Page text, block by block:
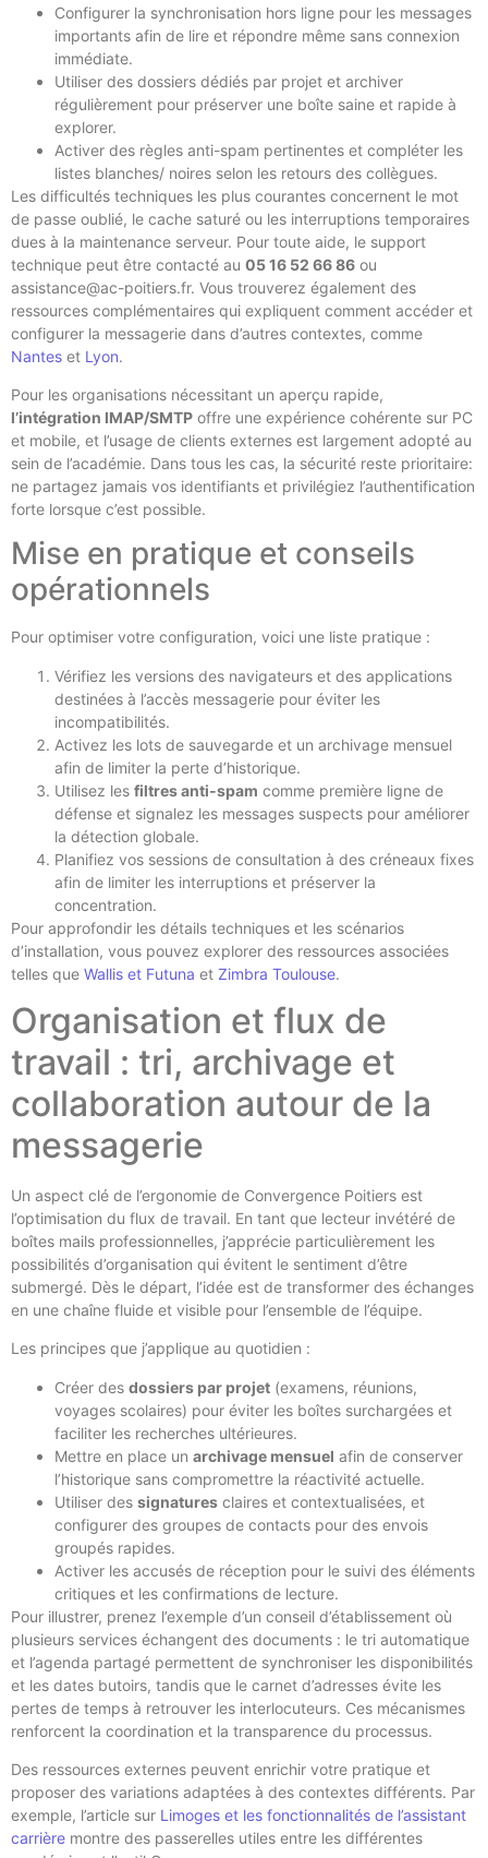
Configurer la synchronisation hors ligne pour les messages
importants afin de lire et répondre même sans connexion
immédiate.
Utiliser des dossiers dédiés par projet et archiver
régulièrement pour préserver une boîte saine et rapide à
explorer.
Activer des règles anti-spam pertinentes et compléter les
listes blanches/ noires selon les retours des collègues.
Les difficultés techniques les plus courantes concernent le mot
de passe oublié, le cache saturé ou les interruptions temporaires
dues à la maintenance serveur. Pour toute aide, le support
technique peut être contacté au 05 16 52 66 86 ou
assistance@ac-poitiers.fr. Vous trouverez également des
ressources complémentaires qui expliquent comment accéder et
configurer la messagerie dans d’autres contextes, comme
Nantes et Lyon.
Pour les organisations nécessitant un aperçu rapide,
l’intégration IMAP/SMTP offre une expérience cohérente sur PC
et mobile, et l’usage de clients externes est largement adopté au
sein de l’académie. Dans tous les cas, la sécurité reste prioritaire:
ne partagez jamais vos identifiants et privilégiez l’authentification
forte lorsque c’est possible.
Mise en pratique et conseils
opérationnels
Pour optimiser votre configuration, voici une liste pratique :
Vérifiez les versions des navigateurs et des applications
destinées à l’accès messagerie pour éviter les
incompatibilités.
Activez les lots de sauvegarde et un archivage mensuel
afin de limiter la perte d’historique.
Utilisez les filtres anti-spam comme première ligne de
défense et signalez les messages suspects pour améliorer
la détection globale.
Planifiez vos sessions de consultation à des créneaux fixes
afin de limiter les interruptions et préserver la
concentration.
Pour approfondir les détails techniques et les scénarios
d’installation, vous pouvez explorer des ressources associées
telles que Wallis et Futuna et Zimbra Toulouse.
Organisation et flux de
travail : tri, archivage et
collaboration autour de la
messagerie
Un aspect clé de l’ergonomie de Convergence Poitiers est
l’optimisation du flux de travail. En tant que lecteur invétéré de
boîtes mails professionnelles, j’apprécie particulièrement les
possibilités d’organisation qui évitent le sentiment d’être
submergé. Dès le départ, l’idée est de transformer des échanges
en une chaîne fluide et visible pour l’ensemble de l’équipe.
Les principes que j’applique au quotidien :
Créer des dossiers par projet (examens, réunions,
voyages scolaires) pour éviter les boîtes surchargées et
faciliter les recherches ultérieures.
Mettre en place un archivage mensuel afin de conserver
l’historique sans compromettre la réactivité actuelle.
Utiliser des signatures claires et contextualisées, et
configurer des groupes de contacts pour des envois
groupés rapides.
Activer les accusés de réception pour le suivi des éléments
critiques et les confirmations de lecture.
Pour illustrer, prenez l’exemple d’un conseil d’établissement où
plusieurs services échangent des documents : le tri automatique
et l’agenda partagé permettent de synchroniser les disponibilités
et les dates butoirs, tandis que le carnet d’adresses évite les
pertes de temps à retrouver les interlocuteurs. Ces mécanismes
renforcent la coordination et la transparence du processus.
Des ressources externes peuvent enrichir votre pratique et
proposer des variations adaptées à des contextes différents. Par
exemple, l’article sur Limoges et les fonctionnalités de l’assistant
carrière montre des passerelles utiles entre les différentes